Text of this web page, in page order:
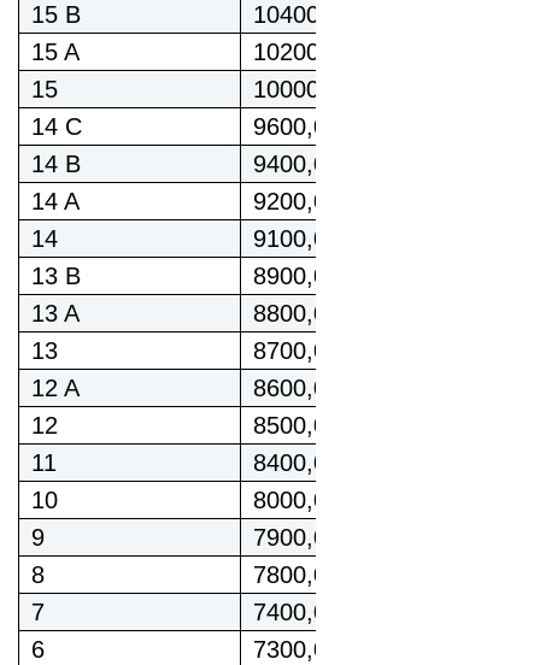
15 B
10400,00
15 A
10200,00
15
10000,00
14 C
9600,00
14 B
9400,00
14 A
9200,00
14
9100,00
13 B
8900,00
13 A
8800,00
13
8700,00
12 A
8600,00
12
8500,00
11
8400,00
10
8000,00
9
7900,00
8
7800,00
7
7400,00
6
7300,00